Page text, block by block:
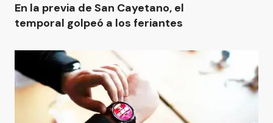
En la previa de San Cayetano, el
temporal golpeó a los feriantes